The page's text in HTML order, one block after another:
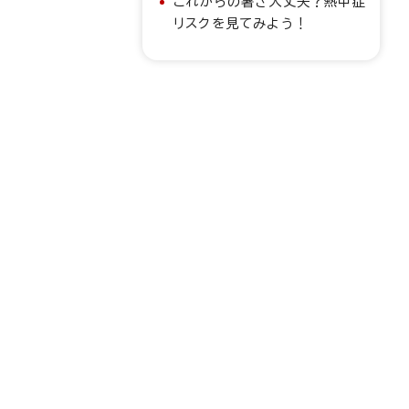
リスクを見てみよう！